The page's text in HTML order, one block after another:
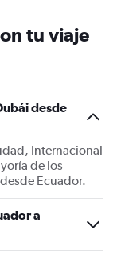
tu viaje
desde
Internacional
de los
Ecuador.
a